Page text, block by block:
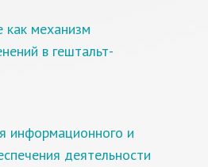
как механизм
в гештальт-
информационного и
деятельности